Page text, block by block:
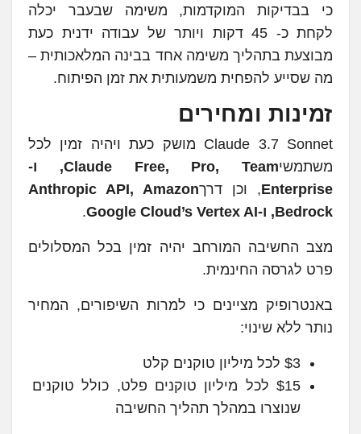
כי בבדיקות המוקדמות, משימה שבעבר יכלה
לקחת כ- 45 דקות ויותר של עבודה ידנית כעת
מבוצעת בתהליך משימה אחד בבינה המלאכותית –
מה שסייע להפחית משמעותית את זמן הפיתוח.
זמינות ומחירים
Claude 3.7 Sonnet מושק כעת ויהיה זמין לכל
משתמשי
Claude Free, Pro, Team, ו-
Enterprise, וכן דרךAnthropic API, Amazon
Bedrock, ו-Google Cloud’s Vertex AI
.
מצב החשיבה המורחב יהיה זמין בכל המסלולים
פרט לגרסה החינמית.
באנטרופיק מציינים כי למרות השיפורים, המחיר
נותר ללא שינוי:
$3 לכל מיליון טוקנים קלט
$15 לכל מיליון טוקנים פלט, כולל טוקנים
שנוצרו במהלך תהליך החשיבה